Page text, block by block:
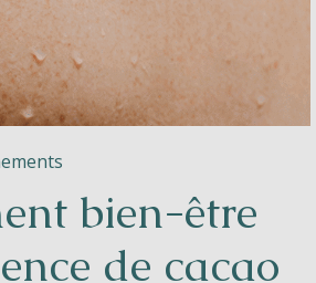
Parcs
Le Perron
Heliosbien-être
de cacao